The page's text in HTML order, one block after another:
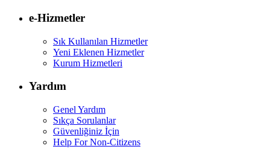
e-Hizmetler
Sık Kullanılan Hizmetler
Yeni Eklenen Hizmetler
Kurum Hizmetleri
Yardım
Genel Yardım
Sıkça Sorulanlar
Güvenliğiniz İçin
Help For Non-Citizens